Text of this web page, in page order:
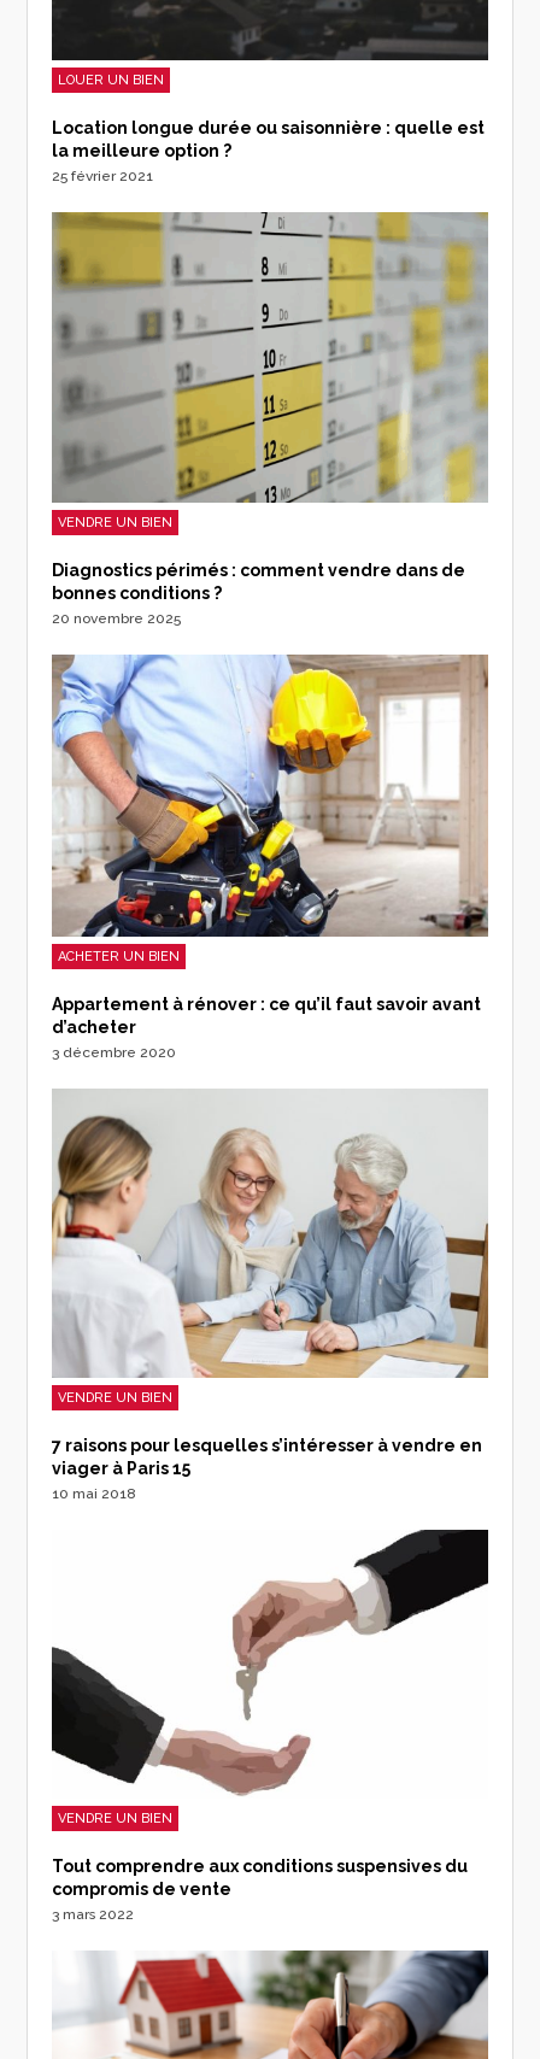
LOUER UN BIEN
Location longue durée ou saisonnière : quelle est
la meilleure option ?
25 février 2021
VENDRE UN BIEN
Diagnostics périmés : comment vendre dans de
bonnes conditions ?
20 novembre 2025
ACHETER UN BIEN
Appartement à rénover : ce qu’il faut savoir avant
d’acheter
3 décembre 2020
VENDRE UN BIEN
7 raisons pour lesquelles s’intéresser à vendre en
viager à Paris 15
10 mai 2018
VENDRE UN BIEN
Tout comprendre aux conditions suspensives du
compromis de vente
3 mars 2022